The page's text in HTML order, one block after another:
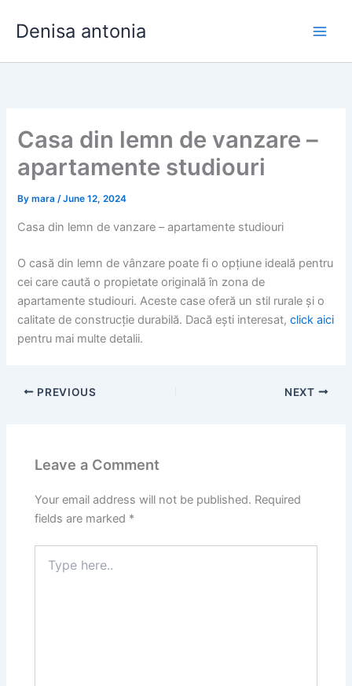
Denisa antonia
Casa din lemn de vanzare –
apartamente studiouri
Bymara/June 12, 2024
Casa din lemn de vanzare – apartamente studiouri
O casă din lemn de vânzare poate fi o opțiune ideală pentru
cei care caută o propietate originală în zona de
apartamente studiouri. Aceste case oferă un stil rurale și o
calitate de construcție durabilă. Dacă ești interesat,click aici
pentru mai multe detalii.
PREVIOUS NEXT
Leave a Comment
Your email address will not be published. Required
fields are marked *
here..